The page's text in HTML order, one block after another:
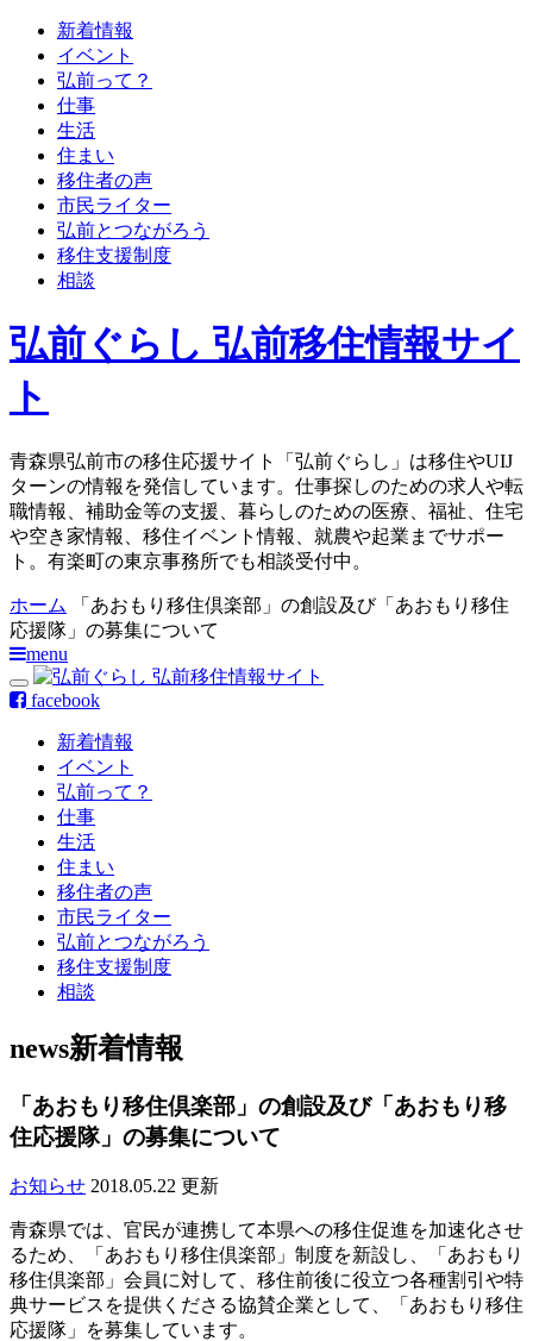
新着情報
イベント
弘前って？
仕事
生活
住まい
移住者の声
市民ライター
弘前とつながろう
移住支援制度
相談
弘前ぐらし 弘前移住情報サイ
ト
青森県弘前市の移住応援サイト「弘前ぐらし」は移住やUIJ
ターンの情報を発信しています。仕事探しのための求人や転
職情報、補助金等の支援、暮らしのための医療、福祉、住宅
や空き家情報、移住イベント情報、就農や起業までサポー
ト。有楽町の東京事務所でも相談受付中。
ホーム
「あおもり移住倶楽部」の創設及び「あおもり移住
応援隊」の募集について
menu
facebook
新着情報
イベント
弘前って？
仕事
生活
住まい
移住者の声
市民ライター
弘前とつながろう
移住支援制度
相談
news新着情報
「あおもり移住倶楽部」の創設及び「あおもり移
住応援隊」の募集について
お知らせ 2018.05.22 更新
青森県では、官民が連携して本県への移住促進を加速化させ
るため、「あおもり移住倶楽部」制度を新設し、「あおもり
移住倶楽部」会員に対して、移住前後に役立つ各種割引や特
典サービスを提供くださる協賛企業として、「あおもり移住
応援隊」を募集しています。